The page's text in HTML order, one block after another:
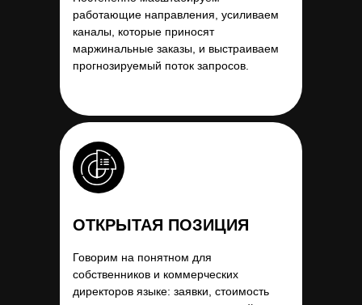
работающие направления, усиливаем
каналы, которые приносят
маржинальные заказы, и выстраиваем
прогнозируемый поток запросов.
ОТКРЫТАЯ ПОЗИЦИЯ
Говорим на понятном для
собственников и коммерческих
директоров языке: заявки, стоимость